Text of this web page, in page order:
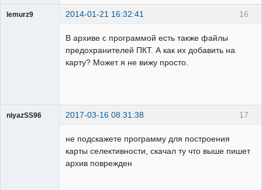
16
lemurz9 2014-01-21 16:32:41
В архиве с программой есть также файлы
предохранителей ПКТ. А как их добавить на
карту? Может я не вижу просто.
17
niyazSS96 2017-03-16 08:31:38
не подскажете программу для построения
карты селективности, скачал ту что выше пишет
архив поврежден